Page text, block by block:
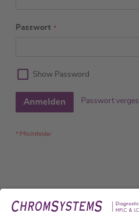
Passwort
Show Password
Anmelden Passwort